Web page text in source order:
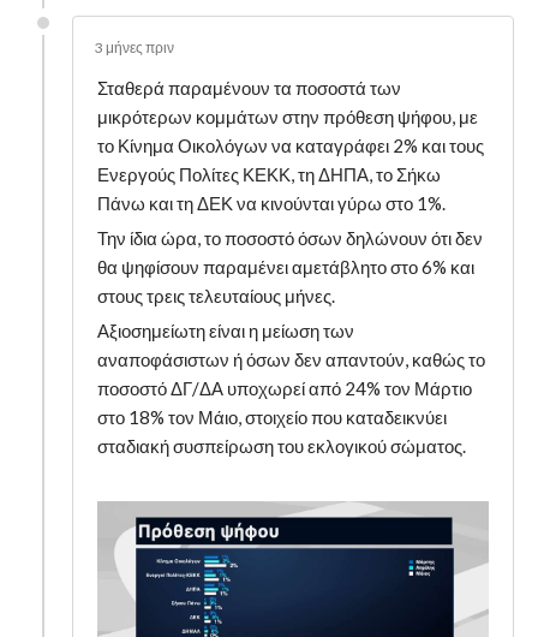
3 μήνες πριν
Σταθερά παραμένουν τα ποσοστά των
μικρότερων κομμάτων στην πρόθεση ψήφου, με
το Κίνημα Οικολόγων να καταγράφει 2% και τους
Ενεργούς Πολίτες ΚΕΚΚ, τη ΔΗΠΑ, το Σήκω
Πάνω και τη ΔΕΚ να κινούνται γύρω στο 1%.
Την ίδια ώρα, το ποσοστό όσων δηλώνουν ότι δεν
θα ψηφίσουν παραμένει αμετάβλητο στο 6% και
στους τρεις τελευταίους μήνες.
Αξιοσημείωτη είναι η μείωση των
αναποφάσιστων ή όσων δεν απαντούν, καθώς το
ποσοστό ΔΓ/ΔΑ υποχωρεί από 24% τον Μάρτιο
στο 18% τον Μάιο, στοιχείο που καταδεικνύει
σταδιακή συσπείρωση του εκλογικού σώματος.